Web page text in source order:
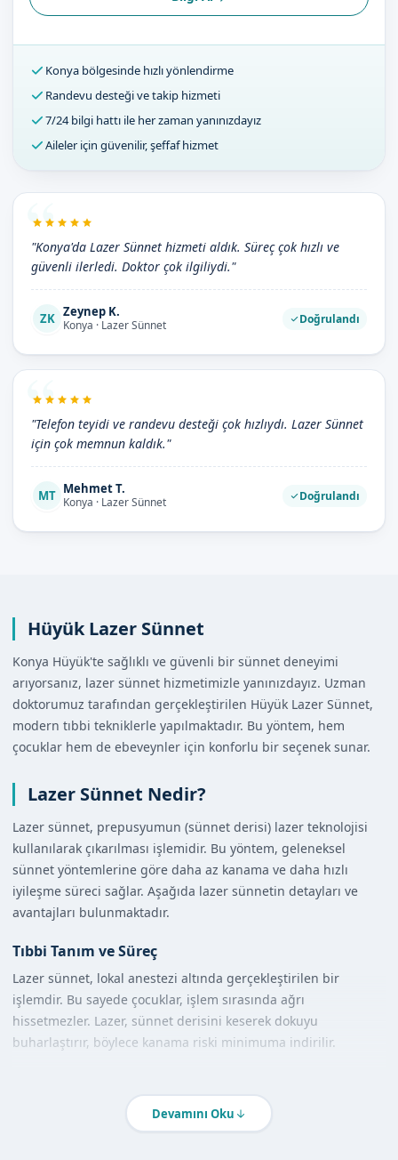
Konya bölgesinde hızlı yönlendirme
Randevu desteği ve takip hizmeti
7/24 bilgi hattı ile her zaman yanınızdayız
Aileler için güvenilir, şeffaf hizmet
"Konya'da Lazer Sünnet hizmeti aldık. Süreç çok hızlı ve
güvenli ilerledi. Doktor çok ilgiliydi."
ZK Zeynep K.
Konya · Lazer Sünnet Doğrulandı
"Telefon teyidi ve randevu desteği çok hızlıydı. Lazer Sünnet
için çok memnun kaldık."
MT Mehmet T.
Konya · Lazer Sünnet Doğrulandı
Hüyük Lazer Sünnet
Konya Hüyük'te sağlıklı ve güvenli bir sünnet deneyimi
arıyorsanız, lazer sünnet hizmetimizle yanınızdayız. Uzman
doktorumuz tarafından gerçekleştirilen Hüyük Lazer Sünnet,
modern tıbbi tekniklerle yapılmaktadır. Bu yöntem, hem
çocuklar hem de ebeveynler için konforlu bir seçenek sunar.
Lazer Sünnet Nedir?
Lazer sünnet, prepusyumun (sünnet derisi) lazer teknolojisi
kullanılarak çıkarılması işlemidir. Bu yöntem, geleneksel
sünnet yöntemlerine göre daha az kanama ve daha hızlı
iyileşme süreci sağlar. Aşağıda lazer sünnetin detayları ve
avantajları bulunmaktadır.
Tıbbi Tanım ve Süreç
Lazer sünnet, lokal anestezi altında gerçekleştirilen bir
işlemdir. Bu sayede çocuklar, işlem sırasında ağrı
hissetmezler. Lazer, sünnet derisini keserek dokuyu
buharlaştırır, böylece kanama riski minimuma indirilir.
Geleneksel sünnet yöntemleriyle karşılaştırıldığında, lazer
sünnet daha az invaziv bir seçenek sunar. Diğer yöntemlerde
Devamını Oku